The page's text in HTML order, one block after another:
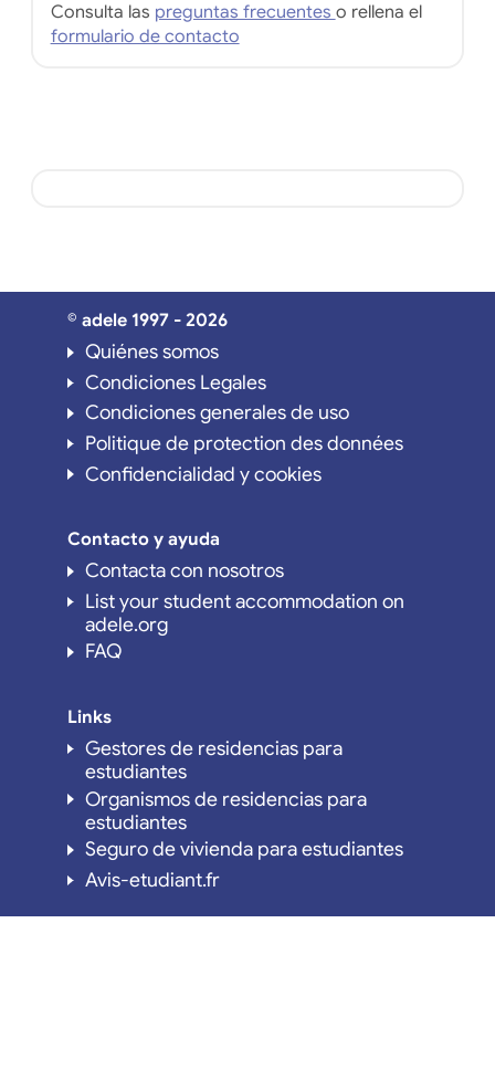
Consulta las preguntas frecuentes o rellena el
formulario de contacto
© adele 1997 - 2026
Quiénes somos
Condiciones Legales
Condiciones generales de uso
Politique de protection des données
Confidencialidad y cookies
Contacto y ayuda
Contacta con nosotros
List your student accommodation on
adele.org
FAQ
Links
Gestores de residencias para
estudiantes
Organismos de residencias para
estudiantes
Seguro de vivienda para estudiantes
Avis-etudiant.fr